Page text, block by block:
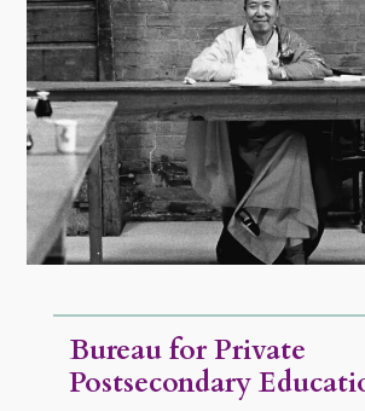
Bureau for Private
Postsecondary